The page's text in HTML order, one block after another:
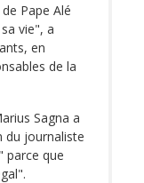
Pape Alé
vie", a
en
de la
Sagna a
du journaliste
parce que